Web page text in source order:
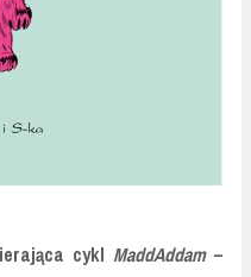
cykl MaddAddam –